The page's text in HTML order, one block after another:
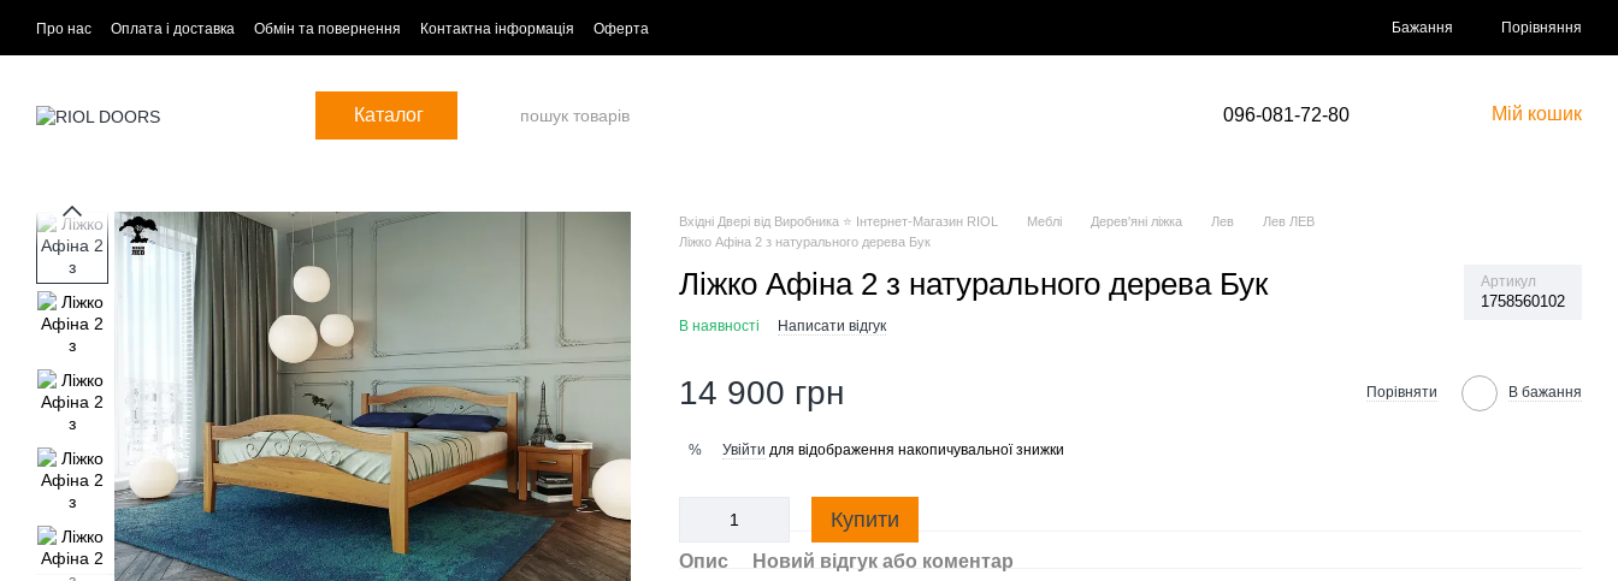
Про нас Оплата і доставка Обмін та повернення Контактна інформація Оферта Бажання Порівняння
Каталог 096-081-72-80 Мій кошик
Вхідні Двері від Виробника ⭐ Інтернет-Магазин RIOL Меблі Дерев'яні ліжка Лев
Лев ЛЕВ
Ліжко Афіна 2 з натурального дерева Бук
Ліжко Афіна 2 з натурального дерева Бук Артикул
1758560102
В наявності Написати відгук
14 900 грн Порівняти В бажання
% Увійти для відображення накопичувальної знижки
Купити
Опис
Новий відгук або коментар